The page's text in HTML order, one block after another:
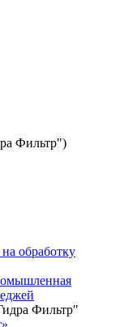
Фильтр")
обработку
Фильтр"